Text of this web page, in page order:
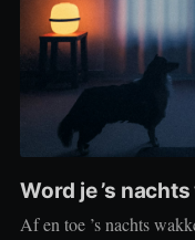
Word je ’s
Af en toe ’s nachts